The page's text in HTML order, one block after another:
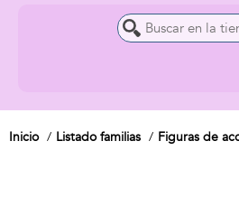
Inicio Listado familias Figuras de